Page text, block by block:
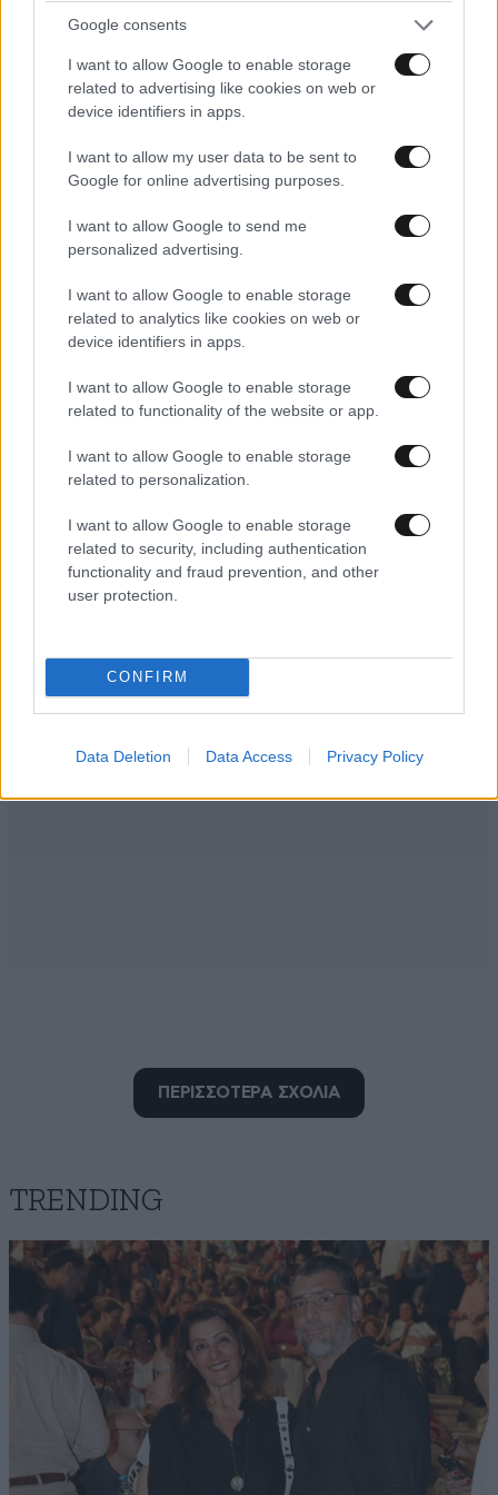
Google consents
I want to allow Google to enable storage
related to advertising like cookies on web or
device identifiers in apps.
I want to allow my user data to be sent to
Google for online advertising purposes.
I want to allow Google to send me
personalized advertising.
I want to allow Google to enable storage
related to analytics like cookies on web or
device identifiers in apps.
I want to allow Google to enable storage
related to functionality of the website or app.
I want to allow Google to enable storage
related to personalization.
I want to allow Google to enable storage
related to security, including authentication
functionality and fraud prevention, and other
user protection.
CONFIRM
Data Deletion Data Access Privacy Policy
ΠΡΟΣΘΕΣΤΕ ΤΟ ΣΧΟΛΙΟ ΣΑΣ
Xαρακτήρες: 0/1000
ΠΡΟΣΘΗΚΗ
M.... 17·04·2025 20:03
Μ................Σ
Luthienstar 17·04·2025 16:43
Ότι χαζό σκεφτεί κάποιος να το κάνουν κάποιοι έθιμο
γρήγορα. Ένα ζευγάρι πρέπει να σέβεται ο ένας τον
προσβλητικός δεν μιλάμε κάποιος να έχει θυμώσει για
κάτι πολύ και να μιλήσει άσχημα, γιατί δεν
κρατήθηκε,αλλά για μια κίνηση που γίνεται σε ώρα
χαράς και σε κατάσταση ηρεμίας.
Απαντήστε
Λενιω 17·04·2025 15:17
ΠΕΡΙΣΣΟΤΕΡΑ ΣΧΟΛΙΑ
TRENDING